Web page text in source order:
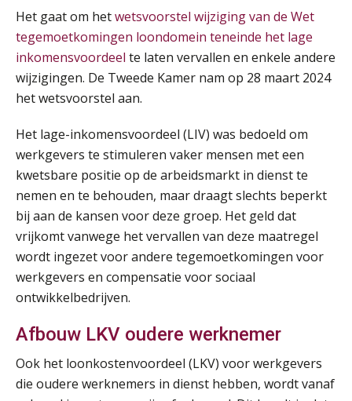
Het gaat om hetwetsvoorstel wijziging van de Wet
tegemoetkomingen loondomein teneinde het lage
inkomensvoordeel te laten vervallen en enkele andere
wijzigingen. De Tweede Kamer nam op 28 maart 2024
het wetsvoorstel aan.
Het lage-inkomensvoordeel (LIV) was bedoeld om
werkgevers te stimuleren vaker mensen met een
kwetsbare positie op de arbeidsmarkt in dienst te
nemen en te behouden, maar draagt slechts beperkt
bij aan de kansen voor deze groep. Het geld dat
vrijkomt vanwege het vervallen van deze maatregel
wordt ingezet voor andere tegemoetkomingen voor
werkgevers en compensatie voor sociaal
ontwikkelbedrijven.
Afbouw LKV oudere werknemer
Ook het loonkostenvoordeel (LKV) voor werkgevers
die oudere werknemers in dienst hebben, wordt vanaf
20
AUG
Module Loonheffingen PDL
Markus Verbeek Praehep
AUG
Markus Verbeek Praehep
24
AUG
Summercourse Update loonheffingen en arbeidsrecht
MOCuitgevers
25
AUG
Summercourse: Kiezen en loslaten & een mindset die kansen ziet en vertrouwen geeft
MOCuitgevers
25
25
AUG
Summercourse: Kiezen wat bij je past, loslaten wat je niet verder helpt
MOCuitgevers